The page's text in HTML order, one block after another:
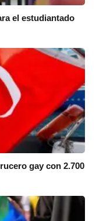
el estudiantado
gay con 2.700